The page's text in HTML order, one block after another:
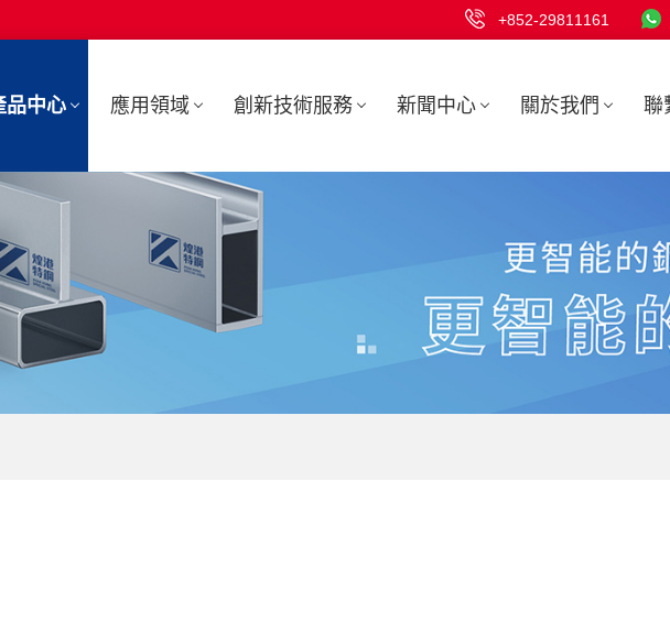
+852-29811161
品中心 應用領域 創新技術服務 新聞中心 關於我們 聯